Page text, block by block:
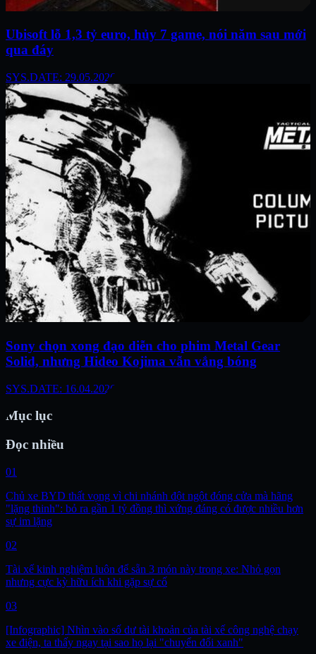
Ubisoft lỗ 1,3 tỷ euro, hủy 7 game, nói năm sau mới
qua đáy
SYS.DATE: 29.05.2026
Sony chọn xong đạo diễn cho phim Metal Gear
Solid, nhưng Hideo Kojima vẫn vắng bóng
SYS.DATE: 16.04.2026
Mục lục
Đọc nhiều
01
Chủ xe BYD thất vọng vì chi nhánh đột ngột đóng cửa mà hãng
"lặng thinh": bỏ ra gần 1 tỷ đồng thì xứng đáng có được nhiều hơn
sự im lặng
02
Tài xế kinh nghiệm luôn để sẵn 3 món này trong xe: Nhỏ gọn
nhưng cực kỳ hữu ích khi gặp sự cố
03
[Infographic] Nhìn vào số dư tài khoản của tài xế công nghệ chạy
xe điện, ta thấy ngay tại sao họ lại "chuyển đổi xanh"